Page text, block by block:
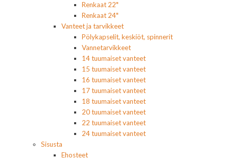
Renkaat 22"
Renkaat 24"
Vanteet ja tarvikkeet
Pölykapselit, keskiöt, spinnerit
Vannetarvikkeet
14 tuumaiset vanteet
15 tuumaiset vanteet
16 tuumaiset vanteet
17 tuumaiset vanteet
18 tuumaiset vanteet
20 tuumaiset vanteet
22 tuumaiset vanteet
24 tuumaiset vanteet
Sisusta
Ehosteet